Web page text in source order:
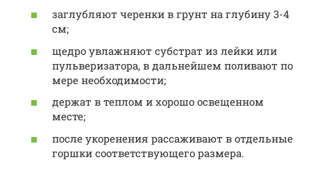
заглубляют черенки в грунт на глубину 3-4
см;
щедро увлажняют субстрат из лейки или
пульверизатора, в дальнейшем поливают по
мере необходимости;
держат в теплом и хорошо освещенном
месте;
после укоренения рассаживают в отдельные
горшки соответствующего размера.